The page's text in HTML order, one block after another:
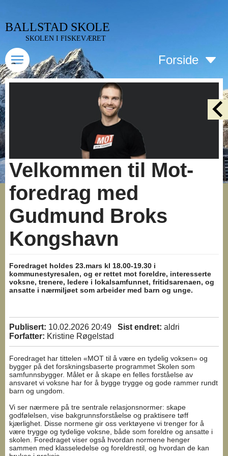
BALLSTAD SKOLE
SKOLEN I FISKEVÆRET
Forside
Velkommen til Mot-
foredrag med
Gudmund Broks
Kongshavn
Foredraget holdes 23.mars kl 18.00-19.30 i
kommunestyresalen, og er rettet mot foreldre, interesserte
voksne, trenere, ledere i lokalsamfunnet, fritidsarenaen, og
ansatte i nærmiljøet som arbeider med barn og unge.
Publisert: 10.02.2026 20:49 Sist endret: aldri
Forfatter: Kristine Røgelstad
Foredraget har tittelen «MOT til å være en tydelig voksen» og
bygger på det forskningsbaserte programmet Skolen som
samfunnsbygger. Målet er å skape en felles forståelse av
ansvaret vi voksne har for å bygge trygge og gode rammer rundt
barn og ungdom.
Vi ser nærmere på tre sentrale relasjonsnormer: skape
godfølelsen, vise bakgrunnsforståelse og praktisere tøff
kjærlighet. Disse normene gir oss verktøyene vi trenger for å
være trygge og tydelige voksne, både som foreldre og ansatte i
skolen. Foredraget viser også hvordan normene henger
sammen med klasseledelse og foreldrestil, og hvordan de kan